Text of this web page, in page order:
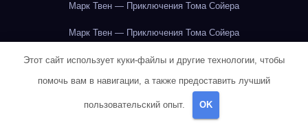
Марк Твен — Приключения Тома Сойера
Марк Твен — Приключения Тома Сойера
Марк Твен — Приключения Тома Сойера
Марк Твен — Приключения Тома Сойера
Этот сайт использует куки-файлы и другие технологии, чтобы
помочь вам в навигации, а также предоставить лучший
пользовательский опыт. OK